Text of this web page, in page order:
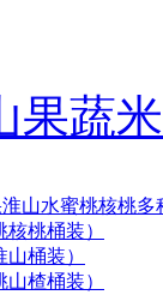
果蔬
山水蜜桃核桃
桃桶装）
桶装）
楂桶装）